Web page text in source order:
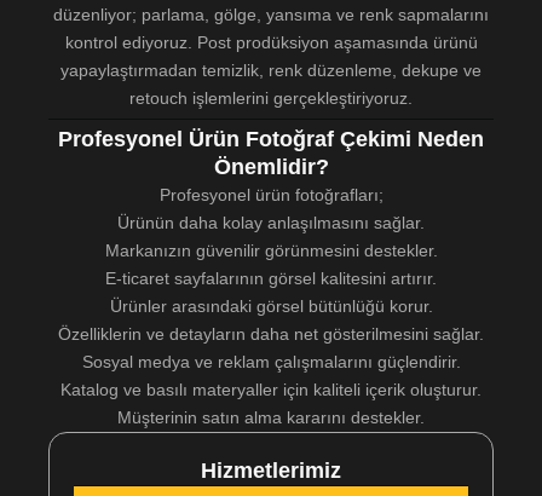
Hizmetlerimiz
düzenliyor; parlama, gölge, yansıma ve renk sapmalarını
kontrol ediyoruz. Post prodüksiyon aşamasında ürünü
yapaylaştırmadan temizlik, renk düzenleme, dekupe ve
retouch işlemlerini gerçekleştiriyoruz.
Profesyonel Ürün Fotoğraf Çekimi Neden
Önemlidir?
Profesyonel ürün fotoğrafları;
Ürünün daha kolay anlaşılmasını sağlar.
Markanızın güvenilir görünmesini destekler.
E-ticaret sayfalarının görsel kalitesini artırır.
Ürünler arasındaki görsel bütünlüğü korur.
Özelliklerin ve detayların daha net gösterilmesini sağlar.
Sosyal medya ve reklam çalışmalarını güçlendirir.
Katalog ve basılı materyaller için kaliteli içerik oluşturur.
Müşterinin satın alma kararını destekler.